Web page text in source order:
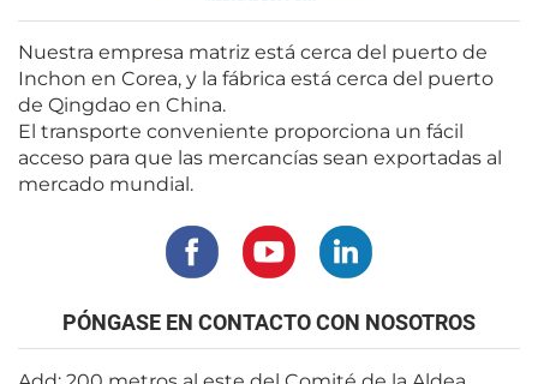
Nuestra empresa matriz está cerca del puerto de
Inchon en Corea, y la fábrica está cerca del puerto
de Qingdao en China.
El transporte conveniente proporciona un fácil
acceso para que las mercancías sean exportadas al
mercado mundial.
PÓNGASE EN CONTACTO CON NOSOTROS